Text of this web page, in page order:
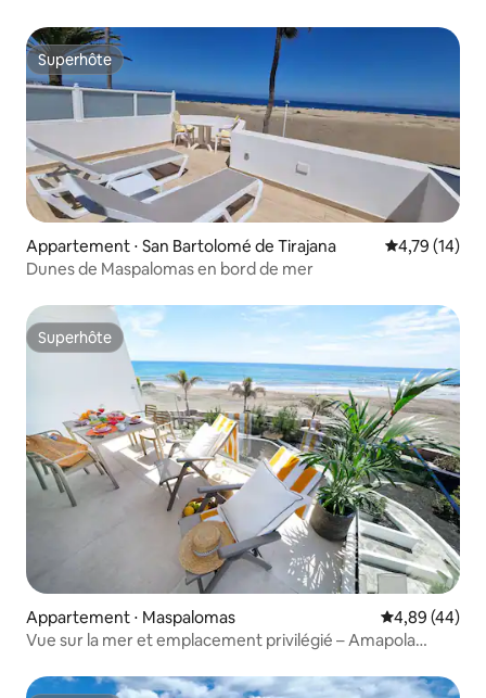
Superhôte
Superhôte
Appartement ⋅ San Bartolomé de Tirajana Évaluation
4,79 (14)
Dunes de Maspalomas en bord de mer
Superhôte
Superhôte
Appartement ⋅ Maspalomas Évaluation
4,89 (44)
Vue sur la mer et emplacement privilégié – Amapola